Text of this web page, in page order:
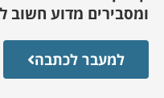
ומסבירים מדוע חשוב
למעבר לכתבה